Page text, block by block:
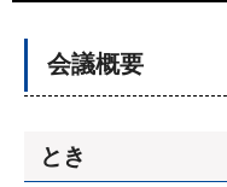
会議概要
とき